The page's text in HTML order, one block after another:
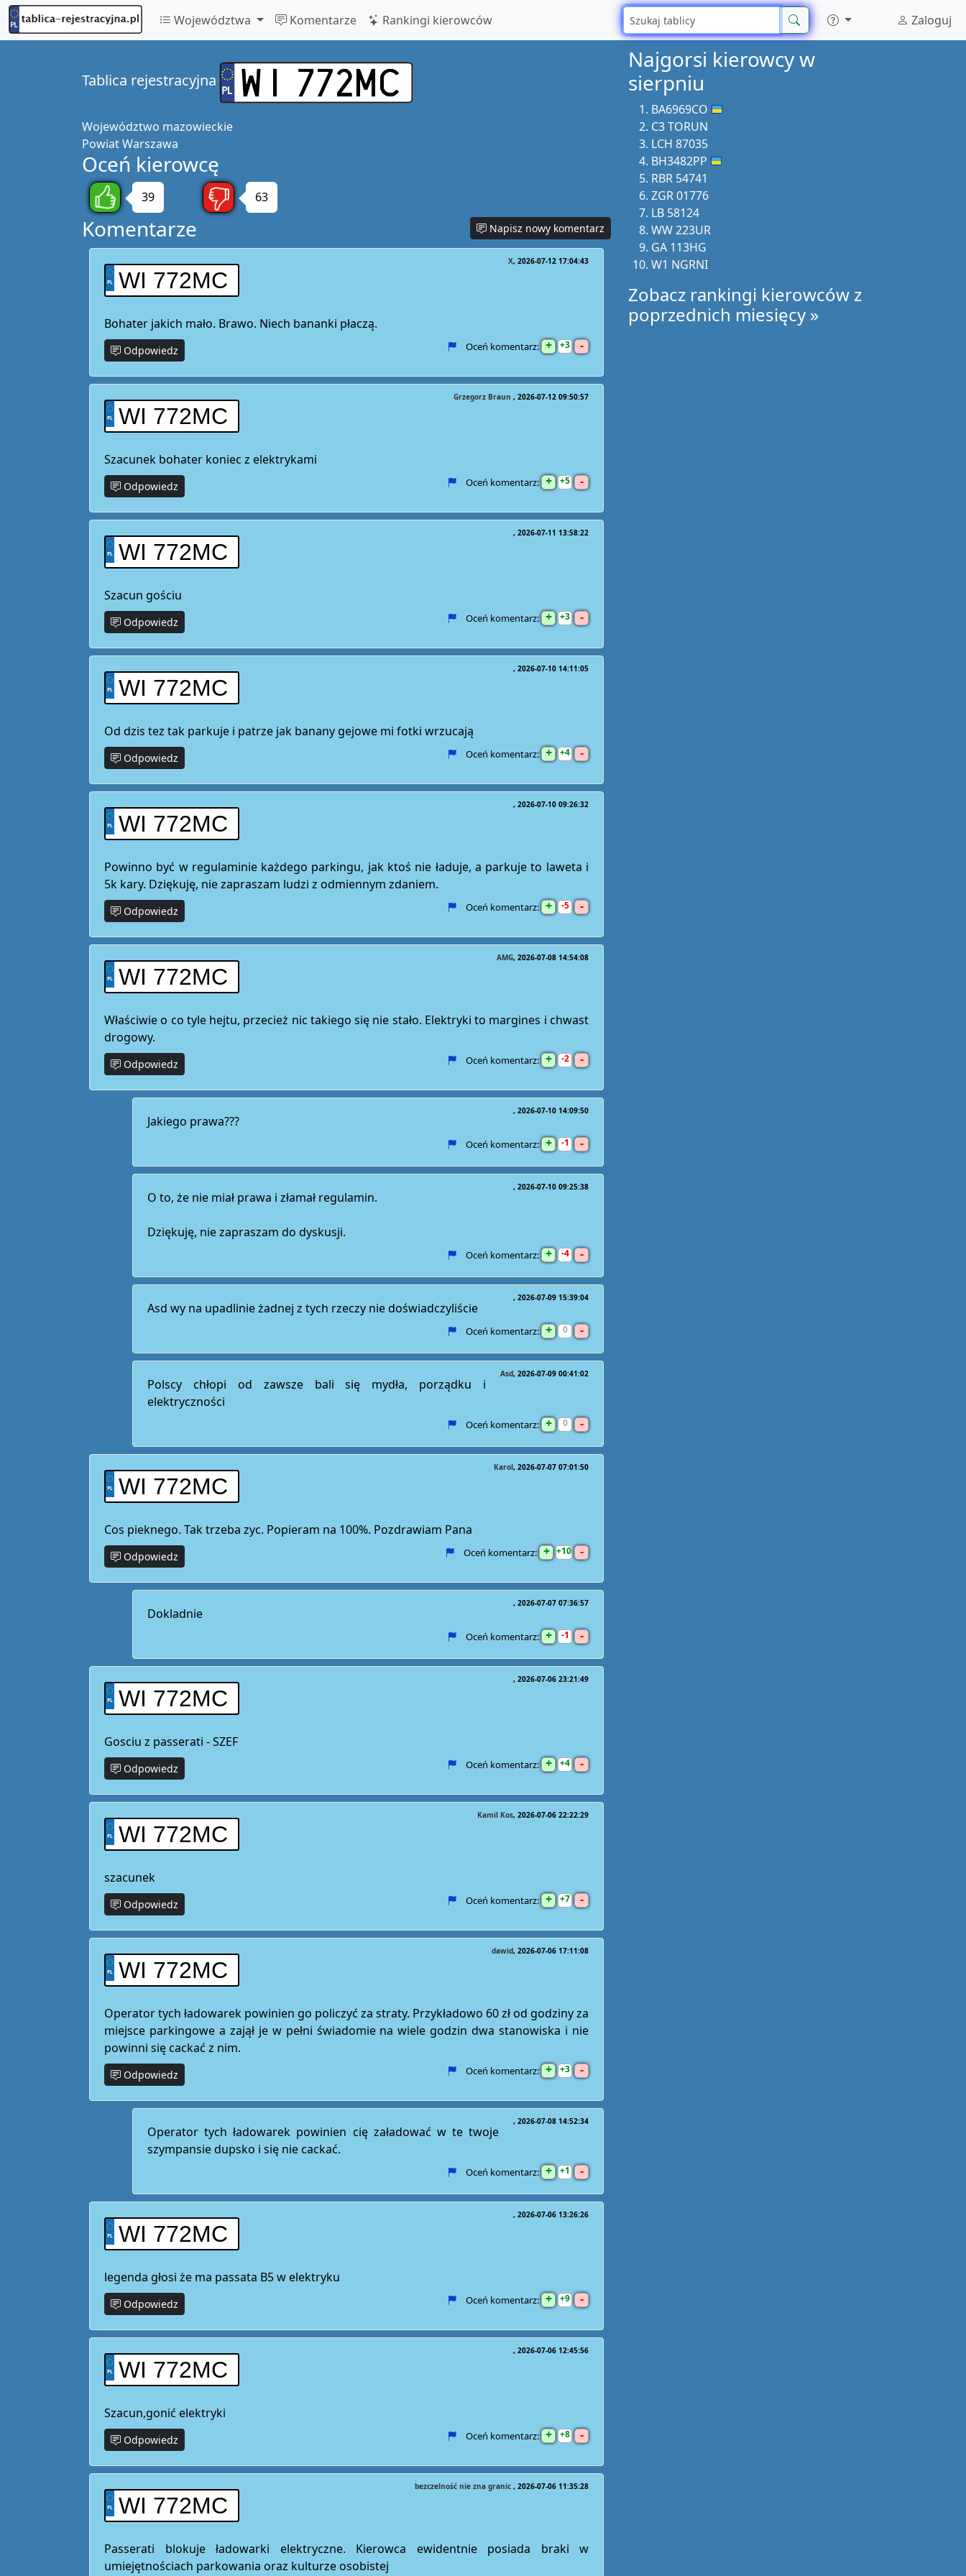
Województwa Komentarze Rankingi kierowców Zaloguj
Tablica rejestracyjna
Województwo mazowieckie
PowiatWarszawa
Oceń kierowcę
39 63
Komentarze Napisz nowy komentarz
WI 772MC
X 2026-07-12 17:04:43
Bohater jakich mało. Brawo. Niech bananki płaczą.
Odpowiedz Oceń komentarz: + 3 -
WI 772MC
Grzegorz Braun 2026-07-12 09:50:57
Szacunek bohater koniec z elektrykami
Odpowiedz Oceń komentarz: + 5 -
WI 772MC
2026-07-11 13:58:22
Szacun gościu
Odpowiedz Oceń komentarz: + 3 -
WI 772MC
2026-07-10 14:11:05
Od dzis tez tak parkuje i patrze jak banany gejowe mi fotki wrzucają
Odpowiedz Oceń komentarz: + 4 -
WI 772MC
2026-07-10 09:26:32
Powinno być w regulaminie każdego parkingu, jak ktoś nie ładuje, a parkuje to laweta i
5k kary. Dziękuję, nie zapraszam ludzi z odmiennym zdaniem.
Odpowiedz Oceń komentarz: + 5 -
WI 772MC
AMG 2026-07-08 14:54:08
Właściwie o co tyle hejtu, przecież nic takiego się nie stało. Elektryki to margines i chwast
drogowy.
Odpowiedz Oceń komentarz: + 2 -
2026-07-10 14:09:50
Jakiego prawa???
Oceń komentarz: + 1 -
2026-07-10 09:25:38
O to, że nie miał prawa i złamał regulamin.
Dziękuję, nie zapraszam do dyskusji.
Oceń komentarz: + 4 -
2026-07-09 15:39:04
Asd wy na upadlinie żadnej z tych rzeczy nie doświadczyliście
Oceń komentarz: + 0 -
Asd 2026-07-09 00:41:02
Polscy chłopi od zawsze bali się mydła, porządku i
elektryczności
Oceń komentarz: + 0 -
WI 772MC
Karol 2026-07-07 07:01:50
Cos pieknego. Tak trzeba zyc. Popieram na 100%. Pozdrawiam Pana
Odpowiedz Oceń komentarz: + 10 -
2026-07-07 07:36:57
Dokladnie
Oceń komentarz: + 1 -
WI 772MC
2026-07-06 23:21:49
Gosciu z passerati - SZEF
Odpowiedz Oceń komentarz: + 4 -
WI 772MC
Kamil Kos 2026-07-06 22:22:29
szacunek
Odpowiedz Oceń komentarz: + 7 -
WI 772MC
dawid 2026-07-06 17:11:08
Operator tych ładowarek powinien go policzyć za straty. Przykładowo 60 zł od godziny za
miejsce parkingowe a zajął je w pełni świadomie na wiele godzin dwa stanowiska i nie
powinni się cackać z nim.
Odpowiedz Oceń komentarz: + 3 -
2026-07-08 14:52:34
Operator tych ładowarek powinien cię załadować w te twoje
szympansie dupsko i się nie cackać.
Oceń komentarz: + 1 -
WI 772MC
2026-07-06 13:26:26
legenda głosi że ma passata B5 w elektryku
Odpowiedz Oceń komentarz: + 9 -
WI 772MC
2026-07-06 12:45:56
Szacun,gonić elektryki
Odpowiedz Oceń komentarz: + 8 -
WI 772MC
bezczelność nie zna granic 2026-07-06 11:35:28
Passerati blokuje ładowarki elektryczne. Kierowca ewidentnie posiada braki w
umiejętnościach parkowania oraz kulturze osobistej
Najgorsi kierowcy w
sierpniu
BA6969CO
C3 TORUN
LCH 87035
BH3482PP
RBR 54741
ZGR 01776
LB 58124
WW 223UR
GA 113HG
W1 NGRNI
Zobacz rankingi kierowców z
poprzednich miesięcy »